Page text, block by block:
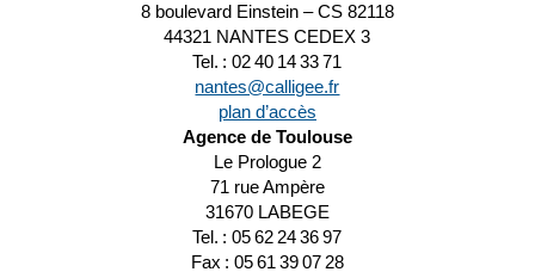
8 boulevard Einstein – CS 82118
44321 NANTES CEDEX 3
Tel. : 02 40 14 33 71
nantes@calligee.fr
plan d’accès
Agence de Toulouse
Le Prologue 2
71 rue Ampère
31670 LABEGE
Tel. : 05 62 24 36 97
Fax : 05 61 39 07 28